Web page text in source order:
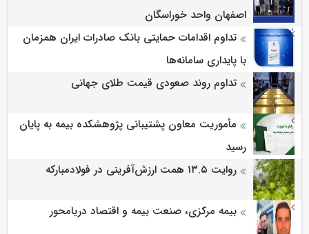
اصفهان واحد خوراسگان
تداوم اقدامات حمایتی بانک صادرات ایران همزمان
با پایداری سامانه‌ها
تداوم روند صعودی قیمت طلای جهانی
مأموریت معاون پشتیبانی پژوهشكده بیمه به پایان
رسید
روایت ۱۳.۵ همت ارزش‌آفرینی در فولادمبارکه
بیمه مرکزی، صنعت بیمه و اقتصاد دریامحور